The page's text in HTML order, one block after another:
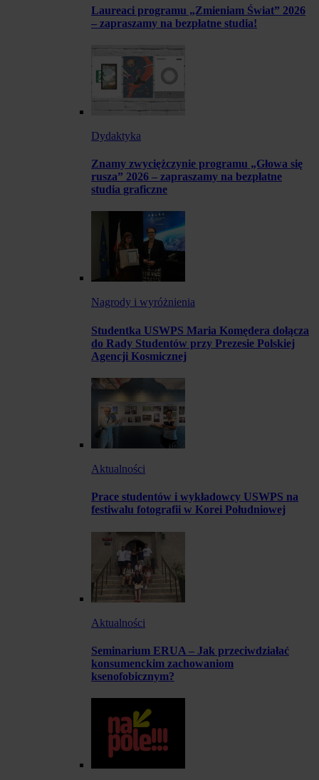
Laureaci programu „Zmieniam Świat” 2026
– zapraszamy na bezpłatne studia!
Dydaktyka
Znamy zwyciężczynie programu „Głowa się
rusza” 2026 – zapraszamy na bezpłatne
studia graficzne
Nagrody i wyróżnienia
Studentka USWPS Maria Komędera dołącza
do Rady Studentów przy Prezesie Polskiej
Agencji Kosmicznej
Aktualności
Prace studentów i wykładowcy USWPS na
festiwalu fotografii w Korei Południowej
Aktualności
Seminarium ERUA – Jak przeciwdziałać
konsumenckim zachowaniom
ksenofobicznym?